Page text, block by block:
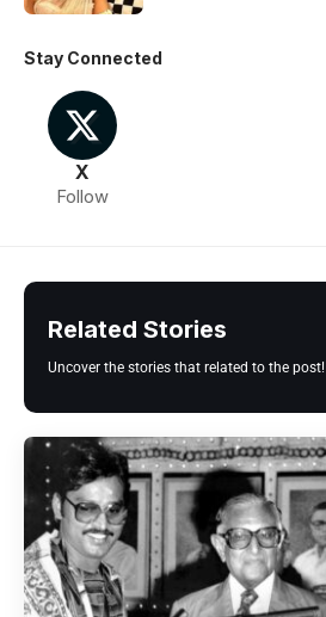
Stay Connected
X
Follow
Related Stories
Uncover the stories that related to the post!